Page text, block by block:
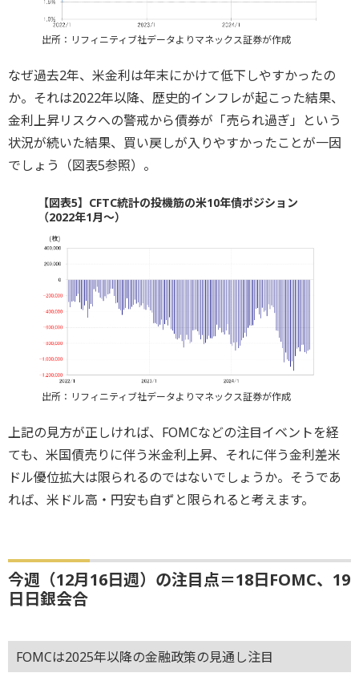
出所：リフィニティブ社データよりマネックス証券が作成
なぜ過去2年、米金利は年末にかけて低下しやすかったの
か。それは2022年以降、歴史的インフレが起こった結果、
金利上昇リスクへの警戒から債券が「売られ過ぎ」という
状況が続いた結果、買い戻しが入りやすかったことが一因
でしょう（図表5参照）。
【図表5】CFTC統計の投機筋の米10年債ポジション
（2022年1月～）
出所：リフィニティブ社データよりマネックス証券が作成
上記の見方が正しければ、FOMCなどの注目イベントを経
ても、米国債売りに伴う米金利上昇、それに伴う金利差米
ドル優位拡大は限られるのではないでしょうか。そうであ
れば、米ドル高・円安も自ずと限られると考えます。
今週（12月16日週）の注目点＝18日FOMC、19
日日銀会合
FOMCは2025年以降の金融政策の見通し注目